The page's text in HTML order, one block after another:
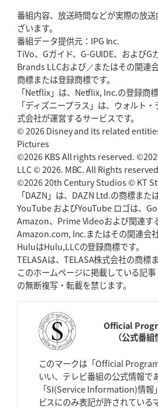
番組内容、放送時間などが実際の放
ざいます。
番組データ提供元：IPG Inc.
TiVo、Gガイド、G-GUIDE、およびG
Brands LLCおよび／またはその関連
商標または登録商標です。
「Netflix」は、Netflix, Inc.の登録商標
「ディズニープラス」は、ウォルト
式会社が運営するサービスです。
© 2026 Disney and its related
Pictures
©2026 KBS All rights reserved.
LLC © 2026. MBC. All Rights
©2026 20th Century Studios © KT
「DAZN」は、DAZN Ltd.の商標また
YouTube およびYouTube ロゴは、
Amazon、Prime Videoおよび関連す
Amazon.com, Inc.またはその関連会社
HuluはHulu,LLCの登録商標です。
TELASAは、TELASA株式会社の商標
このホームページに掲載している記
の無断複写・転載を禁じます。
Official
（公式番組
このマークは「Official
いい、テレビ番組の公式情報で
「SI(Service Information)情報
ビスにのみ表記が許されている